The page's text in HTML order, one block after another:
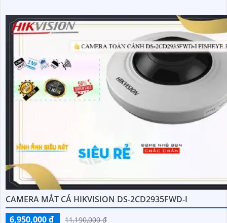
CAMERA MẮT CÁ HIKVISION DS-2CD2935FWD-I
6,950,000 ₫
11,190,000 ₫